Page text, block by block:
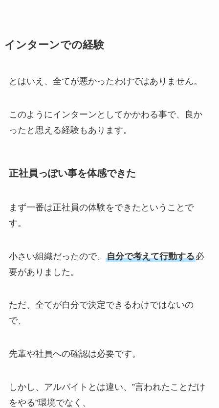
インターンでの経験
とはいえ、全てが悪かったわけではありません。
このようにインターンとしてかかわる事で、良か
ったと思える経験もあります。
正社員っぽい事を体感できた
まず一番は正社員の体験をできたということで
す。
小さい組織だったので、 自分で考えて行動する必
要がありました。
ただ、全てが自分で決定できるわけではないの
で、
先輩や社員への確認は必要です。
しかし、アルバイトとは違い、”言われたことだけ
をやる”環境でなく、